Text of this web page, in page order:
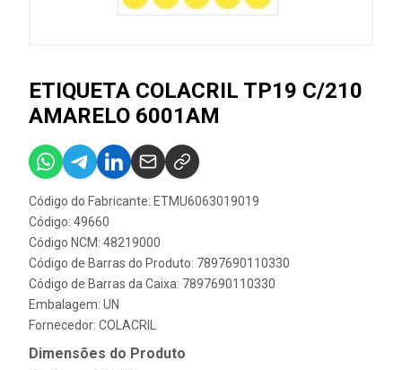
ETIQUETA COLACRIL TP19 C/210
AMARELO 6001AM
Código do Fabricante: ETMU6063019019
Código: 49660
Código NCM: 48219000
Código de Barras do Produto: 7897690110330
Código de Barras da Caixa: 7897690110330
Embalagem: UN
Fornecedor: COLACRIL
Dimensões do Produto